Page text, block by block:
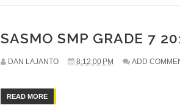
SASMO SMP GRADE 7
DAN LAJANTO 8:12:00 PM ADD
READ MORE